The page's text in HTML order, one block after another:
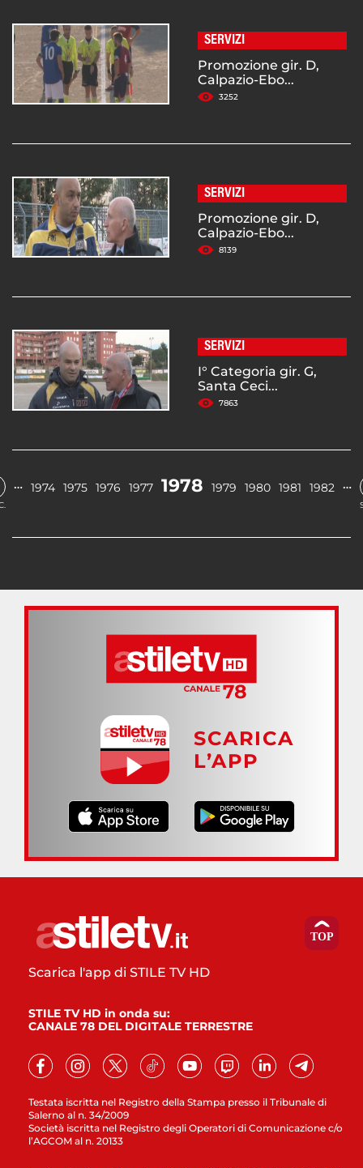
SERVIZI
Promozione gir. D,
Calpazio-Ebo...
3252
SERVIZI
Promozione gir. D,
Calpazio-Ebo...
8139
SERVIZI
I° Categoria gir. G,
Santa Ceci...
7863
… 1974 1975 1976 1977 1978 1979 1980 1981 1982 …
SCARICA
L’APP
Testata iscritta nel Registro della Stampa presso il Tribunale di
Salerno al n. 34/2009
Società iscritta nel Registro degli Operatori di Comunicazione c/o
l’AGCOM al n. 20133
Scarica l'app di STILE TV HD
STILE TV HD in onda su:
CANALE 78 DEL DIGITALE TERRESTRE